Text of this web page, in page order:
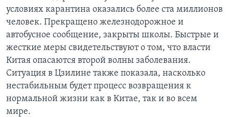
условиях карантина оказались более ста миллионов
человек. Прекращено железнодорожное и
автобусное сообщение, закрыты школы. Быстрые и
жесткие меры свидетельствуют о том, что власти
Китая опасаются второй волны заболевания.
Ситуация в Цзилине также показала, насколько
нестабильным будет процесс возвращения к
нормальной жизни как в Китае, так и во всем
мире.